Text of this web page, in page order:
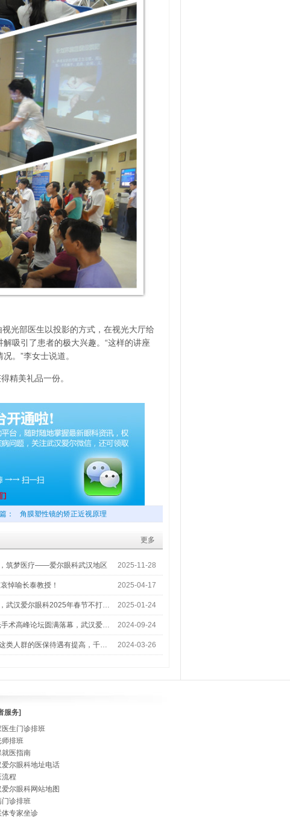
部医生以投影的方式，在视光大厅给
吸引了患者的极大兴趣。“这样的讲座
。”李女士说道。
精美礼品一份。
： 角膜塑性镜的矫正近视原理
更多
筑梦医疗——爱尔眼科武汉地区 2025-11-28
悼喻长泰教授！ 2025-04-17
武汉爱尔眼科2025年春节不打… 2025-01-24
术高峰论坛圆满落幕，武汉爱… 2024-09-24
类人群的医保待遇有提高，千… 2024-03-26
服务]
医生门诊排班
师排班
就医指南
爱尔眼科地址电话
流程
爱尔眼科网站地图
门诊排班
体专家坐诊